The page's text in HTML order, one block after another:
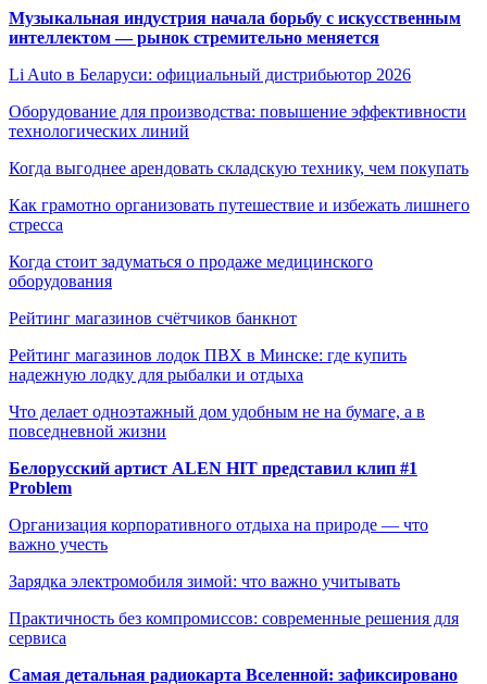
Музыкальная индустрия начала борьбу с искусственным
интеллектом — рынок стремительно меняется
Li Auto в Беларуси: официальный дистрибьютор 2026
Оборудование для производства: повышение эффективности
технологических линий
Когда выгоднее арендовать складскую технику, чем покупать
Как грамотно организовать путешествие и избежать лишнего
стресса
Когда стоит задуматься о продаже медицинского
оборудования
Рейтинг магазинов счётчиков банкнот
Рейтинг магазинов лодок ПВХ в Минске: где купить
надежную лодку для рыбалки и отдыха
Что делает одноэтажный дом удобным не на бумаге, а в
повседневной жизни
Белорусский артист ALEN HIT представил клип #1
Problem
Организация корпоративного отдыха на природе — что
важно учесть
Зарядка электромобиля зимой: что важно учитывать
Практичность без компромиссов: современные решения для
сервиса
Самая детальная радиокарта Вселенной: зафиксировано